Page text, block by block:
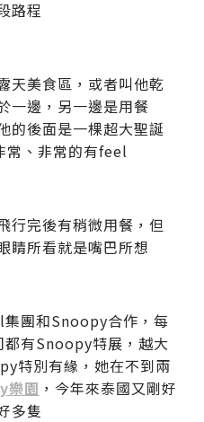
路程
天美食區，或者叫他乾
一邊，另一邊是用餐
的後面是一棵超大聖誕
常、非常的有feel
行完後有稍微用餐，但
睛所看就是嘴巴所想
團和Snoopy合作，每
有Snoopy特展，越大
特別有緣，她在不到兩
樂園 ，今年來泰國又剛好
多隻